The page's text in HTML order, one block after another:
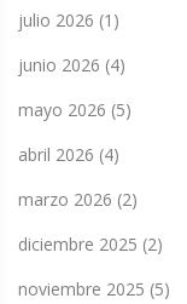
julio 2026 (1)
junio 2026 (4)
mayo 2026 (5)
abril 2026 (4)
marzo 2026 (2)
diciembre 2025 (2)
noviembre 2025 (5)